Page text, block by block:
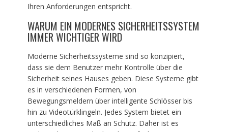
Ihren Anforderungen entspricht.
WARUM EIN MODERNES SICHERHEITSSYSTEM
IMMER WICHTIGER WIRD
Moderne Sicherheitssysteme sind so konzipiert,
dass sie dem Benutzer mehr Kontrolle über die
Sicherheit seines Hauses geben. Diese Systeme gibt
es in verschiedenen Formen, von
Bewegungsmeldern über intelligente Schlösser bis
hin zu Videotürklingeln. Jedes System bietet ein
unterschiedliches Maß an Schutz. Daher ist es